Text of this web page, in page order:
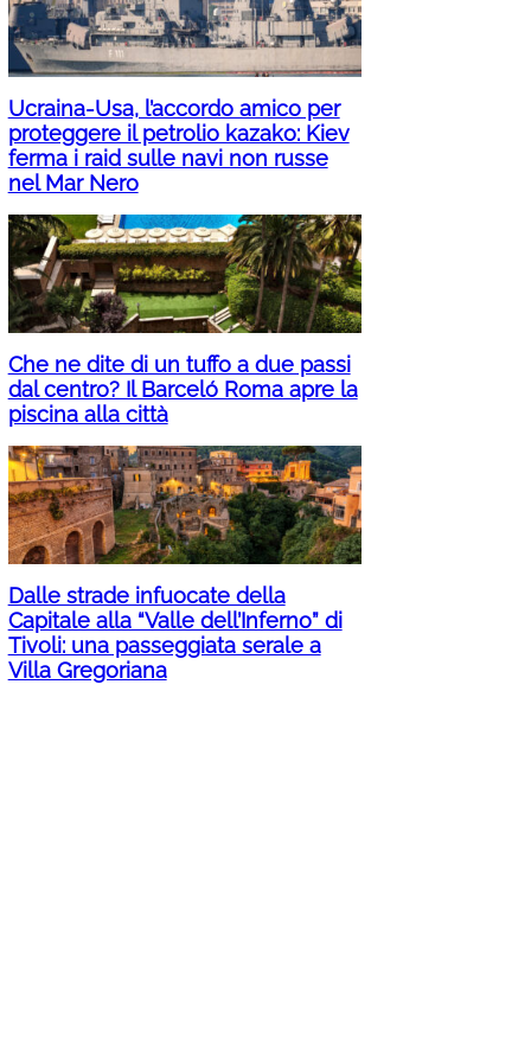
Ucraina-Usa, l’accordo amico per
proteggere il petrolio kazako: Kiev
ferma i raid sulle navi non russe
nel Mar Nero
Che ne dite di un tuffo a due passi
dal centro? Il Barceló Roma apre la
piscina alla città
Dalle strade infuocate della
Capitale alla “Valle dell’Inferno” di
Tivoli: una passeggiata serale a
Villa Gregoriana